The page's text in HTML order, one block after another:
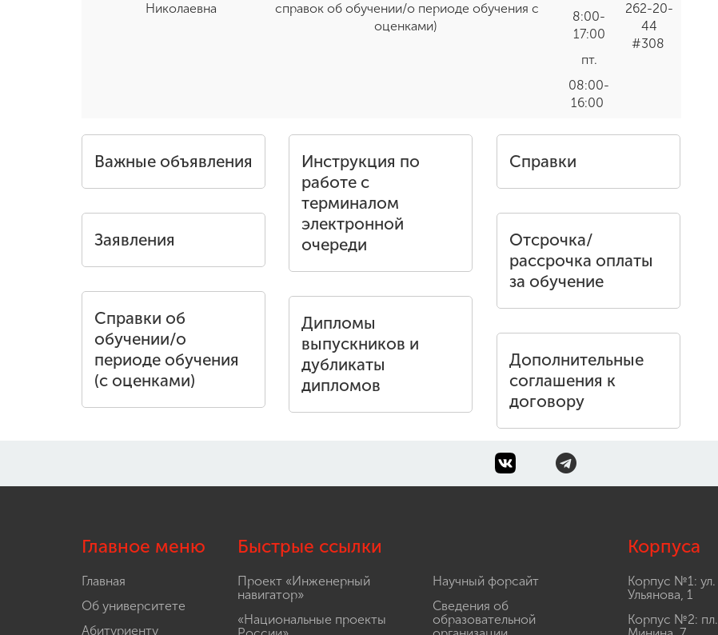
Николаевна
справок об обучении/о периоде обучения с
оценками)
8:00-
17:00
пт.
08:00-
16:00
262-20-
44
#308
Важные объявления
Инструкция по
работе с
терминалом
электронной
очереди
Справки
Заявления
Отсрочка/
рассрочка оплаты
за обучение
Справки об
обучении/о
периоде обучения
(с оценками)
Дипломы
выпускников и
дубликаты
дипломов
Дополнительные
соглашения к
договору
Главное меню
Главная
Об университете
Абитуриенту
Быстрые ссылки
Проект «Инженерный
навигатор»
«Национальные проекты
Научный форсайт
Сведения об
образовательной
Корпуса
Корпус №1: ул.
Ульянова, 1
Корпус №2: пл.